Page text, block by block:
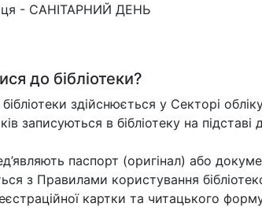
- САНІТАРНИЙ ДЕНЬ
до бібліотеки?
здійснюється у Секторі
записуються в бібліотеку на
паспорт (оригінал) або
з Правилами користування
картки та читацького